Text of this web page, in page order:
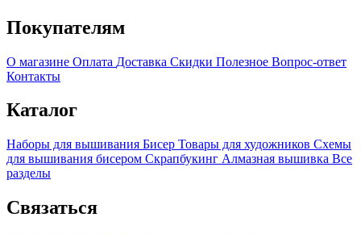
Покупателям
О магазине Оплата Доставка Скидки Полезное Вопрос-ответ
Контакты
Каталог
Наборы для вышивания Бисер Товары для художников Схемы
для вышивания бисером Скрапбукинг Алмазная вышивка Все
разделы
Связаться